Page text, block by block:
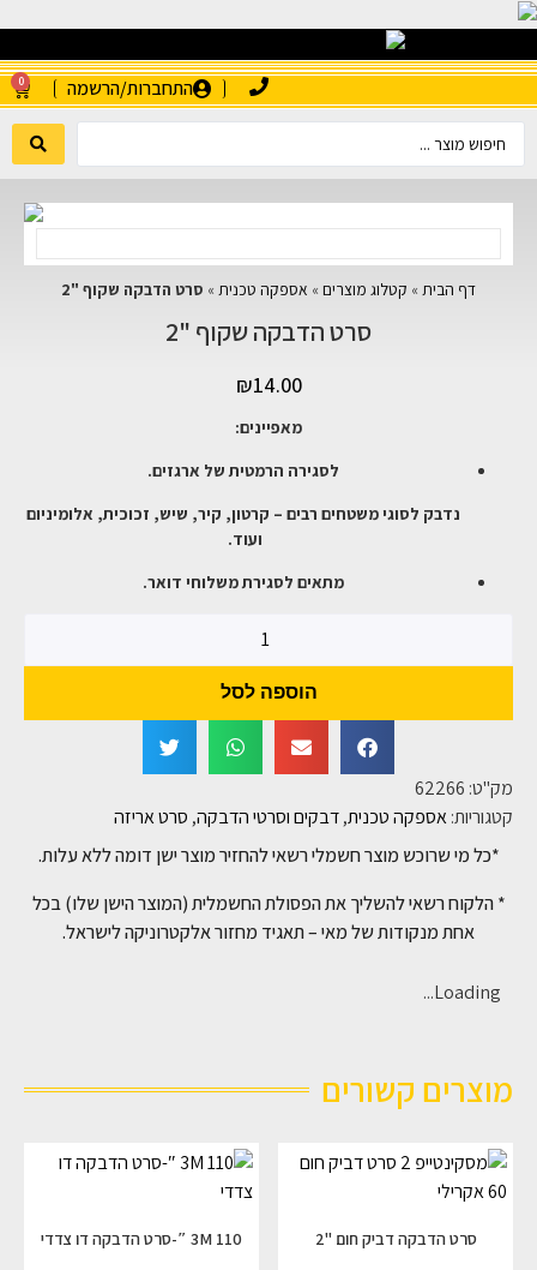
התחברות/הרשמה 0
דף הבית » קטלוג מוצרים » אספקה טכנית » סרט הדבקה שקוף "2
סרט הדבקה שקוף "2
₪14.00
מאפיינים:
לסגירה הרמטית של ארגזים.
נדבק לסוגי משטחים רבים – קרטון, קיר, שיש, זכוכית, אלומיניום
ועוד.
מתאים לסגירת משלוחי דואר.
הוספה לסל
מק"ט: 62266
קטגוריות:אספקה טכנית,דבקים וסרטי הדבקה, סרט אריזה
*כל מי שרוכש מוצר חשמלי רשאי להחזיר מוצר ישן דומה ללא עלות.
* הלקוח רשאי להשליך את הפסולת החשמלית (המוצר הישן שלו) בכל
אחת מנקודות של מאי – תאגיד מחזור אלקטרוניקה לישראל.
Loading...
מוצרים קשורים
סרט הדבקה דביק חום "2
3M 110 ″-סרט הדבקה דו צדדי